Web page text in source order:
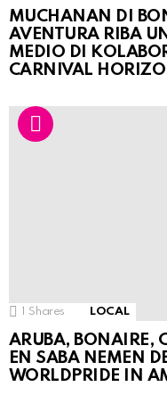
MUCHANAN DI
AVENTURA RIBA
MEDIO DI
CARNIVAL
Shares LOCAL
ARUBA, BONAIRE,
EN SABA NEMEN
WORLDPRIDE IN